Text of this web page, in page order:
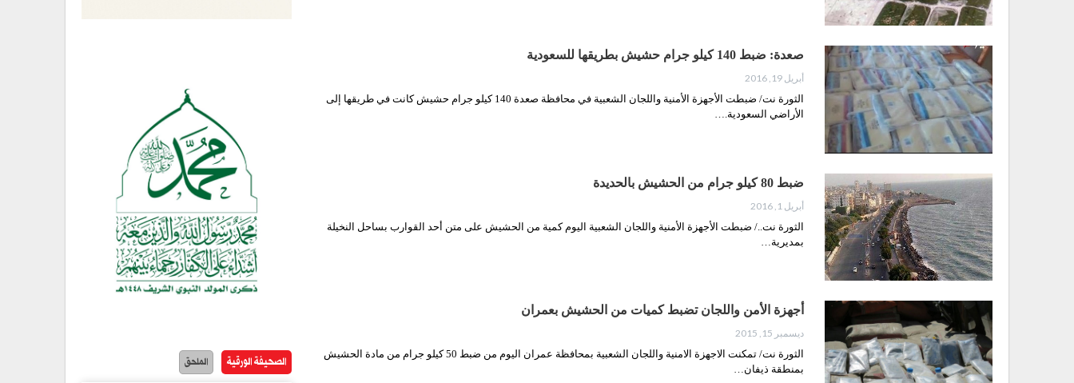
صعدة: ضبط 140 كيلو جرام حشيش بطريقها للسعودية
أبريل 19, 2016
الثورة نت/ ضبطت الأجهزة الأمنية واللجان الشعبية في محافظة صعدة 140 كيلو جرام حشيش كانت في طريقها إلى
الأراضي السعودية.…
ضبط 80 كيلو جرام من الحشيش بالحديدة
أبريل 1, 2016
الثورة نت../ ضبطت الأجهزة الأمنية واللجان الشعبية اليوم كمية من الحشيش على متن أحد القوارب بساحل النخيلة
بمديرية…
أجهزة الأمن واللجان تضبط كميات من الحشيش بعمران
ديسمبر 15, 2015
الثورة نت/ تمكنت الاجهزة الامنية واللجان الشعبية بمحافظة عمران اليوم من ضبط 50 كيلو جرام من مادة الحشيش
بمنطقة ذيفان…
الصحيفة الورقية الملحق